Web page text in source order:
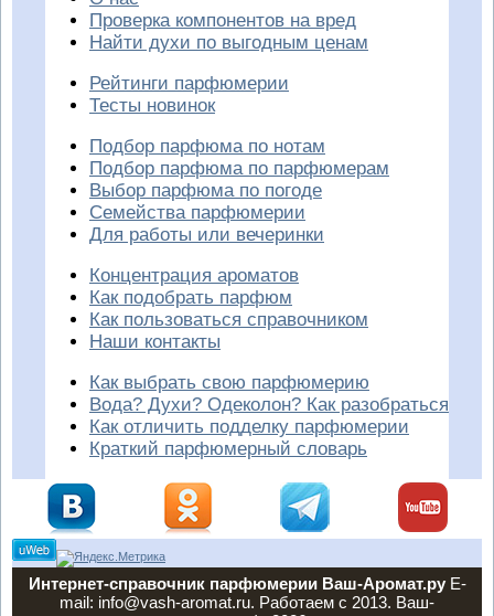
Проверка компонентов на вред
Найти духи по выгодным ценам
Рейтинги парфюмерии
Тесты новинок
Подбор парфюма по нотам
Подбор парфюма по парфюмерам
Выбор парфюма по погоде
Семейства парфюмерии
Для работы или вечеринки
Концентрация ароматов
Как подобрать парфюм
Как пользоваться справочником
Наши контакты
Как выбрать свою парфюмерию
Вода? Духи? Одеколон? Как разобраться
Как отличить подделку парфюмерии
Краткий парфюмерный словарь
Интернет-справочник парфюмерии Ваш-Аромат.руE-
mail: info@vash-aromat.ru. Работаем с 2013. Ваш-